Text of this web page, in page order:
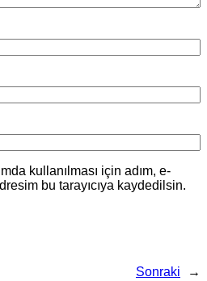
kullanılması için adım, e-
bu tarayıcıya kaydedilsin.
Sonraki →